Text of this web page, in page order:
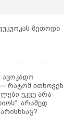
მეთოდი
რატომ ითხოვენ
უკვე არა
არამედ